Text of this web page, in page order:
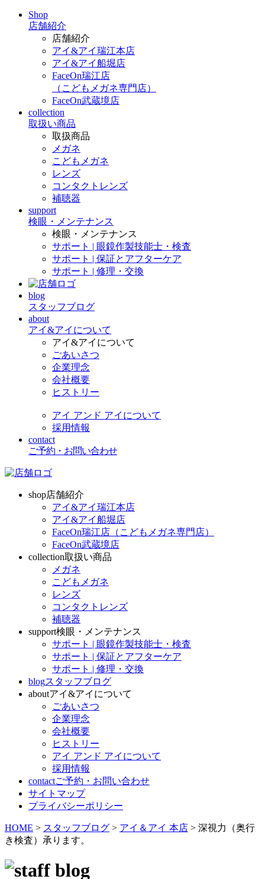
Shop
店舗紹介
店舗紹介
アイ&アイ瑞江本店
アイ&アイ船堀店
FaceOn瑞江店
（こどもメガネ専門店）
FaceOn武蔵境店
collection
取扱い商品
取扱商品
メガネ
こどもメガネ
レンズ
コンタクトレンズ
補聴器
support
検眼・メンテナンス
検眼・メンテナンス
サポート | 眼鏡作製技能士・検査
サポート | 保証とアフターケア
サポート | 修理・交換
blog
スタッフブログ
about
アイ&アイについて
アイ&アイについて
ごあいさつ
企業理念
会社概要
ヒストリー
アイ アンド アイについて
採用情報
contact
ご予約・お問い合わせ
shop店舗紹介
アイ&アイ瑞江本店
アイ&アイ船堀店
FaceOn瑞江店（こどもメガネ専門店）
FaceOn武蔵境店
collection取扱い商品
メガネ
こどもメガネ
レンズ
コンタクトレンズ
補聴器
support検眼・メンテナンス
サポート | 眼鏡作製技能士・検査
サポート | 保証とアフターケア
サポート | 修理・交換
blogスタッフブログ
aboutアイ&アイについて
ごあいさつ
企業理念
会社概要
ヒストリー
アイ アンド アイについて
採用情報
contactご予約・お問い合わせ
サイトマップ
プライバシーポリシー
HOME > スタッフブログ > アイ＆アイ 本店 > 深視力（奥行
き検査）承ります。